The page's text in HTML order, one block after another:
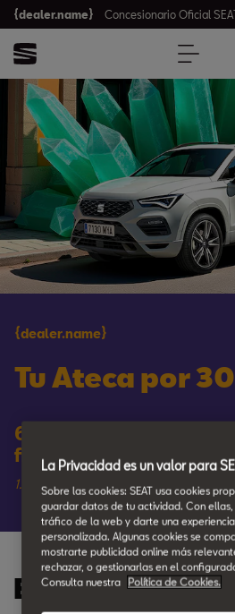
{dealer.name} Concesionario Oficial
{dealer.name}
Tu Ateca por
60 cuotas | Entrada
final 16.987€
1.0 TSI 85 kW (115 CV) | FR 2026 |
Equipamiento
La Privacidad es un valor para
Sobre las cookies: SEAT usa cookies
guardar datos de tu actividad. Con
tráfico de la web y darte una
personalizada. Algunas cookies se
mostrarte publicidad online más
rechazar, o gestionarlas en el
Consulta nuestra
Política de Cookies.